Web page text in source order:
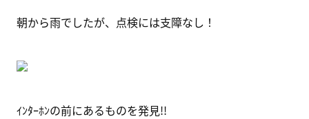
朝から雨でしたが、点検には支障なし！
ｲﾝﾀｰﾎﾝの前にあるものを発見!!